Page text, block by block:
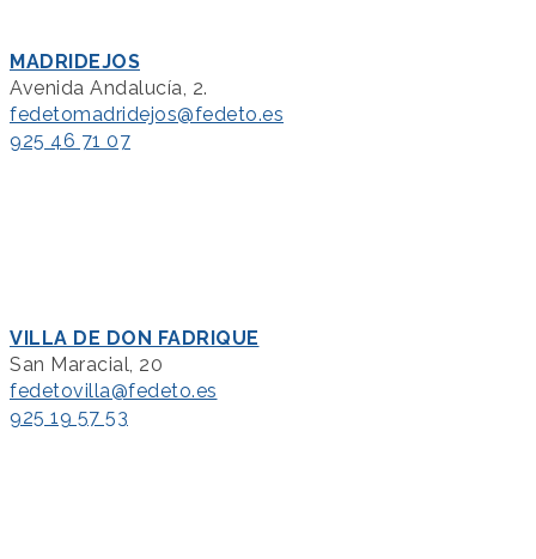
MADRIDEJOS
Avenida Andalucía, 2.
fedetomadridejos@fedeto.es
925 46 71 07
VILLA DE DON FADRIQUE
San Maracial, 20
fedetovilla@fedeto.es
925 19 57 53